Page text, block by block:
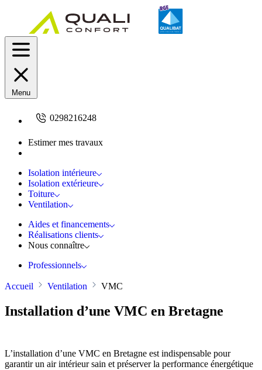
Menu
0298216248
Estimer mes travaux
Isolation intérieure
Isolation extérieure
Toiture
Ventilation
Aides et financements
Réalisations clients
Nous connaître
Professionnels
Accueil Ventilation VMC
Installation d’une VMC en Bretagne
L’installation d’une VMC en Bretagne est indispensable pour
garantir un air intérieur sain et préserver la performance énergétique